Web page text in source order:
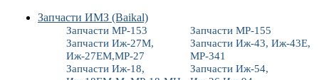
Запчасти ИМЗ (Baikal)
Запчасти МР-153
Запчасти МР-155
Запчасти Иж-27М,
Иж-27ЕМ,МР-27
Запчасти Иж-43, Иж-43Е,
МР-341
Запчасти Иж-18,
Запчасти Иж-54,